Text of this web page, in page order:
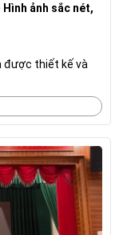
ảnh sắc nét,
được thiết kế và